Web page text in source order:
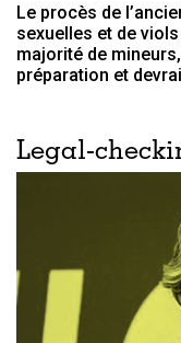
Le procès de
sexuelles et de
majorité de
préparation et
Legal-